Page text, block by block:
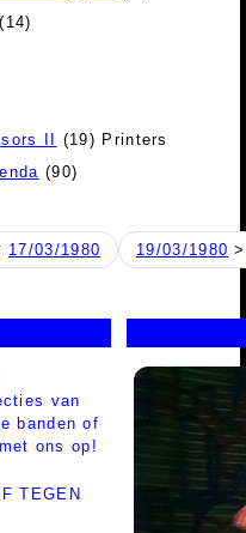
(14)
II
(19) Printers
(90)
17/03/1980 19/03/1980
van
banden of
ons op!
TEGEN